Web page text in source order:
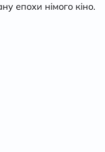
епохи німого кіно.